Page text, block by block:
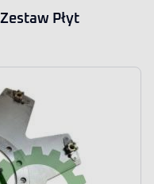
Płyt